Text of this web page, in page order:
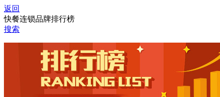
返回
快餐连锁品牌排行榜
搜索